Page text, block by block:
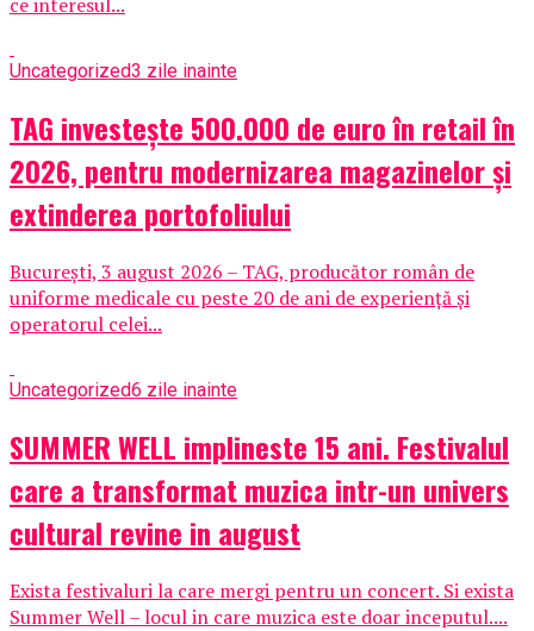
Uncategorized3 zile inainte
TAG investește 500.000 de euro în retail în
2026, pentru modernizarea magazinelor și
extinderea portofoliului
București, 3 august 2026 – TAG, producător român de
uniforme medicale cu peste 20 de ani de experiență și
operatorul celei...
Uncategorized6 zile inainte
SUMMER WELL implineste 15 ani. Festivalul
care a transformat muzica intr-un univers
cultural revine in august
Exista festivaluri la care mergi pentru un concert. Si exista
Summer Well – locul in care muzica este doar inceputul....